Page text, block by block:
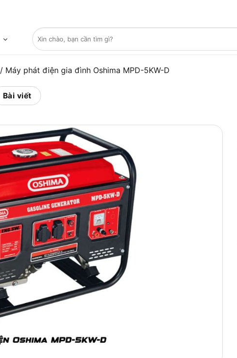
Tìm
kiếm:
/ Máy phát điện gia đình Oshima MPD-5KW-D
Bài viết